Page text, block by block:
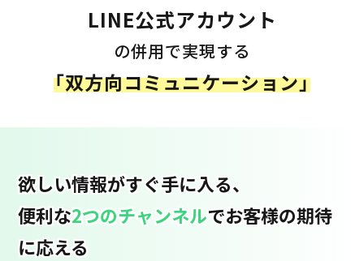
LINE公式アカウント
の併用で実現する
「双方向コミュニケーション」
欲しい情報がすぐ手に入る、
便利な2つのチャンネルでお客様の期待
に応える